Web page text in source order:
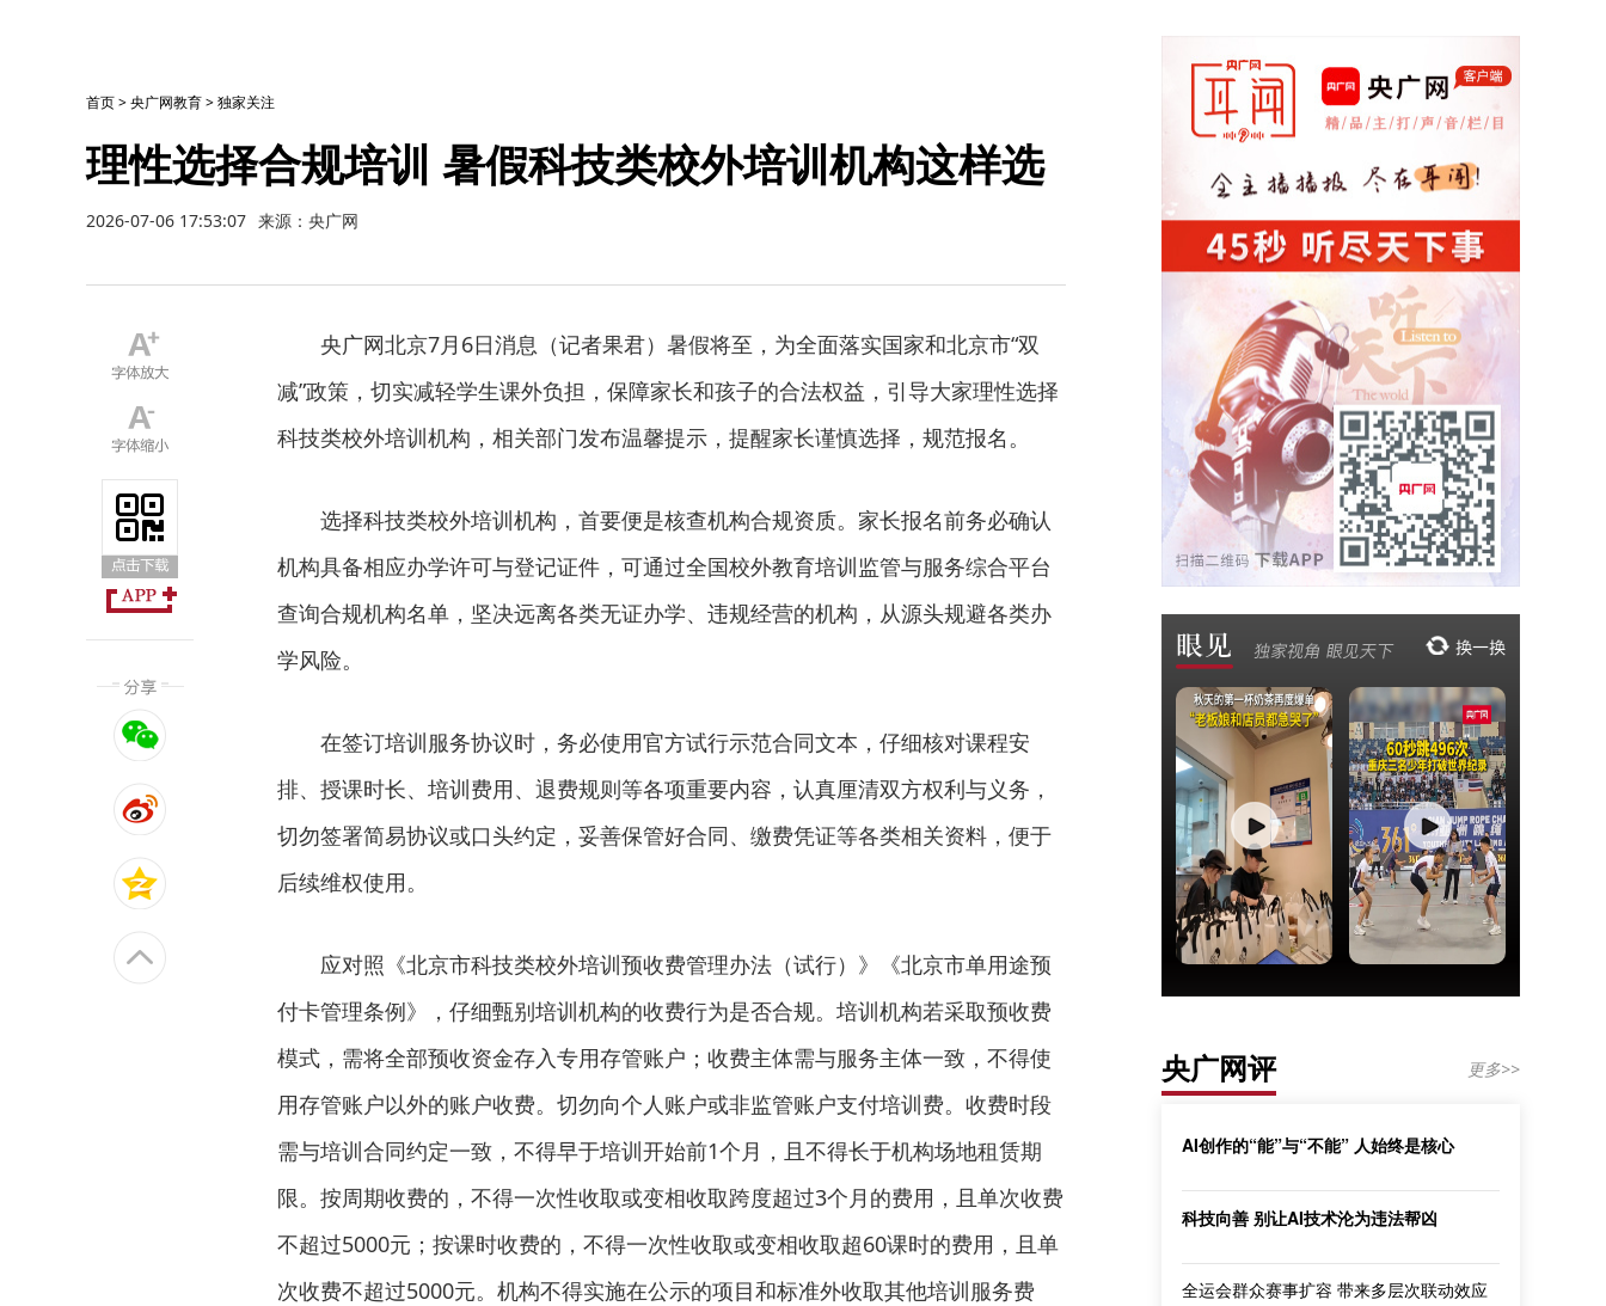
首页>央广网教育>独家关注
理性选择合规培训 暑假科技类校外培训机构这样选
2026-07-06 17:53:07 来源：央广网
央广网北京7月6日消息（记者果君）暑假将至，为全面落实国家和北京市“双
减”政策，切实减轻学生课外负担，保障家长和孩子的合法权益，引导大家理性选择
科技类校外培训机构，相关部门发布温馨提示，提醒家长谨慎选择，规范报名。
选择科技类校外培训机构，首要便是核查机构合规资质。家长报名前务必确认
机构具备相应办学许可与登记证件，可通过全国校外教育培训监管与服务综合平台
查询合规机构名单，坚决远离各类无证办学、违规经营的机构，从源头规避各类办
学风险。
在签订培训服务协议时，务必使用官方试行示范合同文本，仔细核对课程安
排、授课时长、培训费用、退费规则等各项重要内容，认真厘清双方权利与义务，
切勿签署简易协议或口头约定，妥善保管好合同、缴费凭证等各类相关资料，便于
后续维权使用。
应对照《北京市科技类校外培训预收费管理办法（试行）》《北京市单用途预
付卡管理条例》，仔细甄别培训机构的收费行为是否合规。培训机构若采取预收费
模式，需将全部预收资金存入专用存管账户；收费主体需与服务主体一致，不得使
用存管账户以外的账户收费。切勿向个人账户或非监管账户支付培训费。收费时段
需与培训合同约定一致，不得早于培训开始前1个月，且不得长于机构场地租赁期
限。按周期收费的，不得一次性收取或变相收取跨度超过3个月的费用，且单次收费
不超过5000元；按课时收费的，不得一次性收取或变相收取超60课时的费用，且单
次收费不超过5000元。机构不得实施在公示的项目和标准外收取其他培训服务费
央广网评 更多>>
AI创作的“能”与“不能” 人始终是核心
科技向善 别让AI技术沦为违法帮凶
全运会群众赛事扩容 带来多层次联动效应